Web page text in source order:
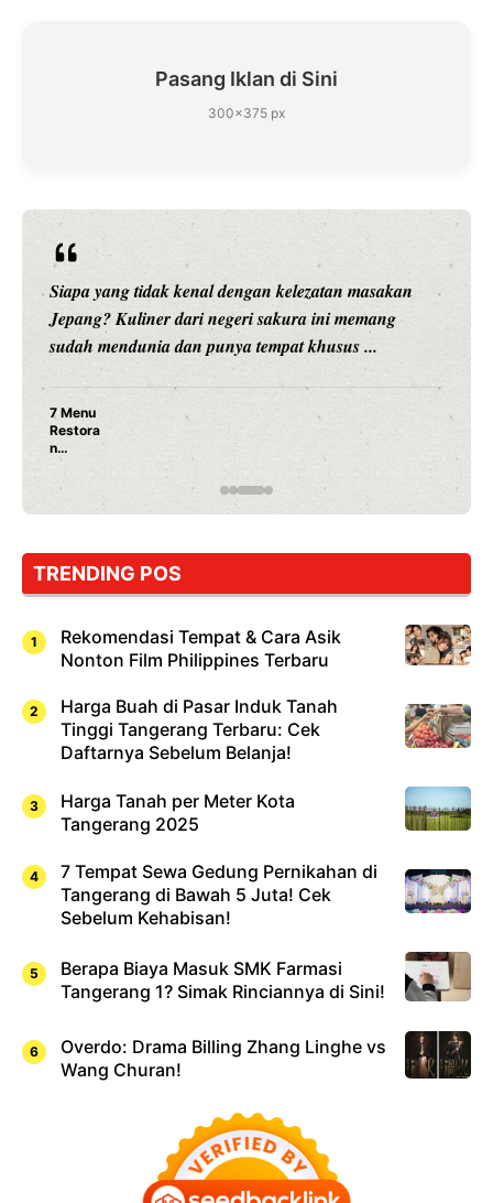
Pasang Iklan di Sini
300×375 px
Siapa yang tidak kenal dengan kelezatan masakan
Jepang? Kuliner dari negeri sakura ini memang
sudah mendunia dan punya tempat khusus ...
7 Menu
Restora
n
Jepang
yang
Dicoba,
Cuma
Sushi!
TRENDING POS
Rekomendasi Tempat & Cara Asik
Nonton Film Philippines Terbaru
Harga Buah di Pasar Induk Tanah
Tinggi Tangerang Terbaru: Cek
Daftarnya Sebelum Belanja!
Harga Tanah per Meter Kota
Tangerang 2025
7 Tempat Sewa Gedung Pernikahan di
Tangerang di Bawah 5 Juta! Cek
Sebelum Kehabisan!
Berapa Biaya Masuk SMK Farmasi
Tangerang 1? Simak Rinciannya di Sini!
Overdo: Drama Billing Zhang Linghe vs
Wang Churan!